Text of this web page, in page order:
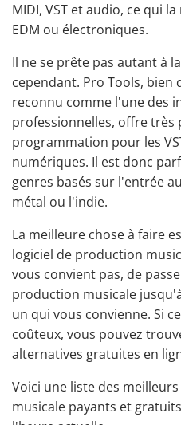
MIDI, VST et audio, ce qui
EDM ou électroniques.
Il ne se prête pas autant à
cependant. Pro Tools,
reconnu comme l'une des
professionnelles, offre très
programmation pour les
numériques. Il est donc
genres basés sur l'entrée
métal ou l'indie.
La meilleure chose à faire
logiciel de production
vous convient pas, de
production musicale
un qui vous convienne. Si
coûteux, vous pouvez
alternatives gratuites en
Voici une liste des
musicale payants et